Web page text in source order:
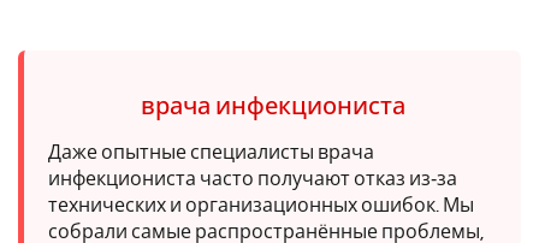
врача инфекциониста
Даже опытные специалисты врача
инфекциониста часто получают отказ из‑за
технических и организационных ошибок. Мы
собрали самые распространённые проблемы,